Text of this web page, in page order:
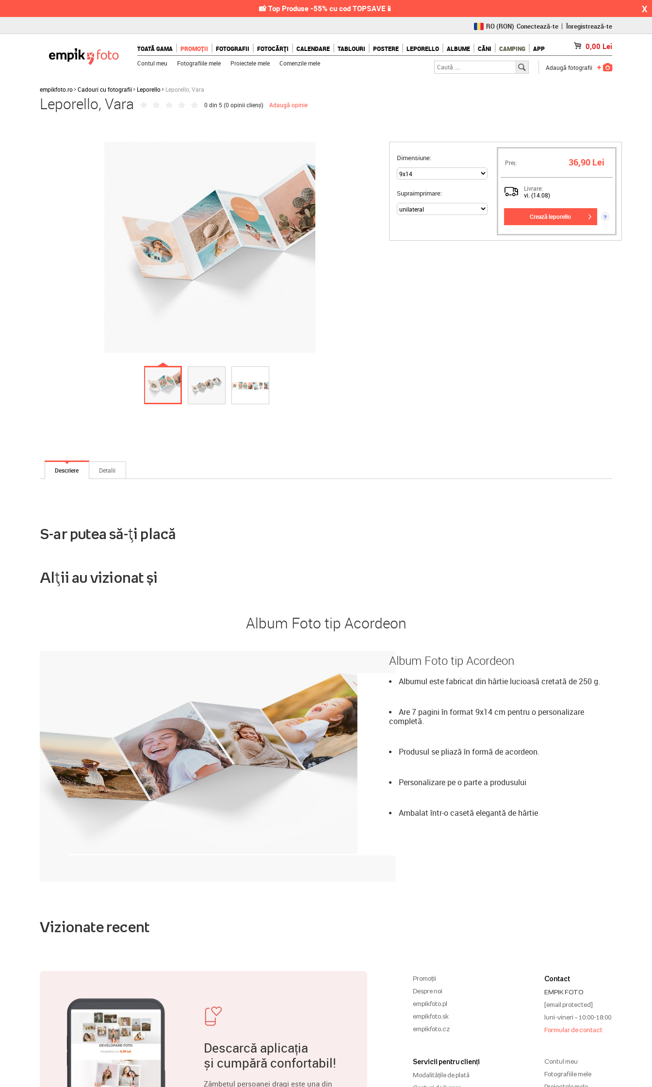
📸 Top Produse -55% cu cod TOPSAVE📱 X
(KČ)
SK(€)
RO(RON) Conectează-te Înregistrează-te
TOATĂ GAMA PROMOȚII FOTOGRAFII FOTOCĂRȚI CALENDARE TABLOURI POSTERE LEPORELLO ALBUME CĂNI CAMPING APP 0,00 Lei
Contul meu Fotografiile mele Proiectele mele Comenzile mele
Adaugă fotografii
empikfoto.ro Cadouri cu fotografii Leporello Leporello, Vara
Leporello, Vara 0 din 5 (0 opinii clienți) Adaugă opinie
Dimensiune:
Supraimprimare:
Preț: 36,90 Lei
Livrare:
vi. (14.08)
crează leporello ?
Descriere Detalii
S-ar putea să-ți placă
Alții au vizionat și
Album Foto tip Acordeon
Album Foto tip Acordeon
Albumul este fabricat din hârtie lucioasă cretată de 250 g.
Are 7 pagini în format 9x14 cm pentru o personalizare
completă.
Produsul se pliază în formă de acordeon.
Personalizare pe o parte a produsului
Ambalat într-o casetă elegantă de hârtie
Vizionate recent
Descarcă aplicația
și cumpără confortabil!
Zâmbetul persoanei dragi este una din
Promoții
Despre noi
empikfoto.pl
empikfoto.sk
empikfoto.cz
Servicii pentru clienți
Modalitățile de plată
Contact
EMPIK FOTO
[email protected]
luni-vineri – 10:00-18:00
Formular de contact
Contul meu
Fotografiile mele